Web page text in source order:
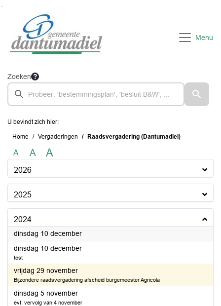
Menu
Zoeken
U bevindt zich hier:
Home Vergaderingen Raadsvergadering (Dantumadiel)
A A A
2026
2025
2024
dinsdag 10 december2024
dinsdag 10 december2024
test
vrijdag 29 november2024
Bijzondere raadsvergadering afscheid burgemeester Agricola
dinsdag 5 november2024
evt. vervolg van 4 november